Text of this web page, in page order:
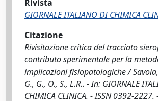
Rivista
GIORNALE ITALIANO DI CHIMICA
Citazione
Rivisitazione critica del tracciato
contributo sperimentale per la
implicazioni fisiopatologiche / Savoia,
G., G., O., S., L.R.. - In: GIORNALE
CHIMICA CLINICA. - ISSN 0392-2227.